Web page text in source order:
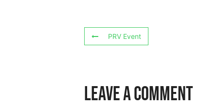
PRV Event
Leave A Comment